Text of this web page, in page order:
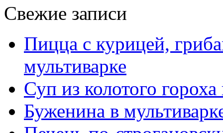
Свежие записи
Пицца с курицей,
мультиварке
Суп из колотого
Буженина в